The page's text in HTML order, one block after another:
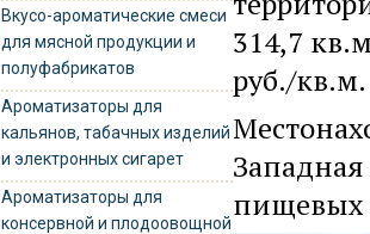
Вкусо-ароматические смеси
для мясной продукции и
полуфабрикатов
Ароматизаторы для
кальянов, табачных изделий
и электронных сигарет
Ароматизаторы для
консервной и плодоовощной
314,7
руб./
пищевых